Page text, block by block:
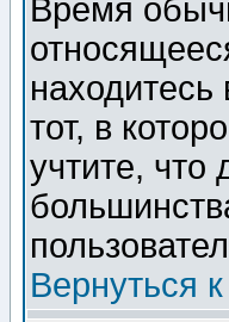
Время
тот, в
учтите,
Вернуться